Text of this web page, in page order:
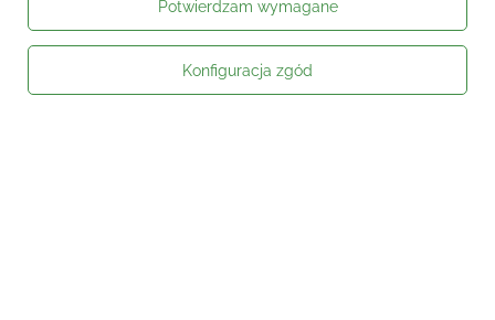
Moje zamówienie
Potwierdzam wymagane
Konfiguracja zgód